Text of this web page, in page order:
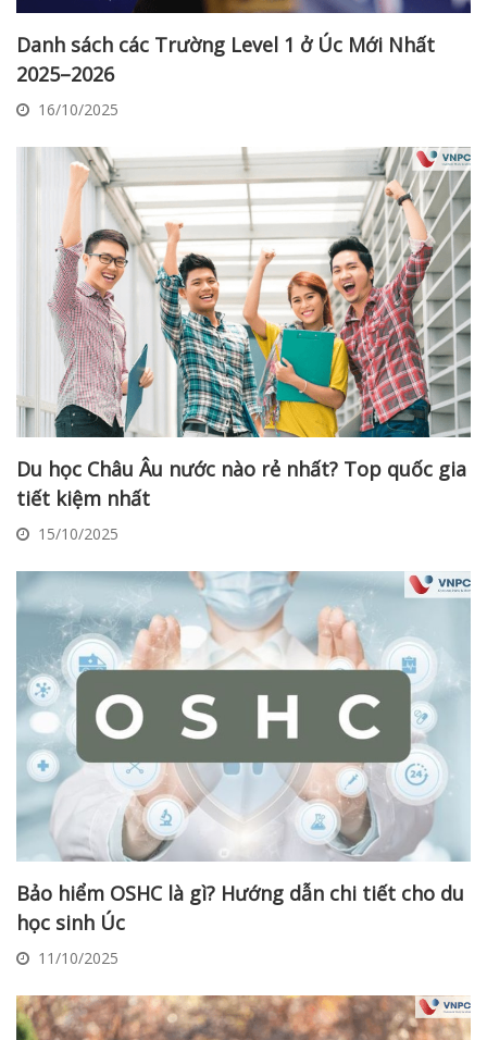
Danh sách các Trường Level 1 ở Úc Mới Nhất
2025–2026
16/10/2025
Du học Châu Âu nước nào rẻ nhất? Top quốc gia
tiết kiệm nhất
15/10/2025
Bảo hiểm OSHC là gì? Hướng dẫn chi tiết cho du
học sinh Úc
11/10/2025